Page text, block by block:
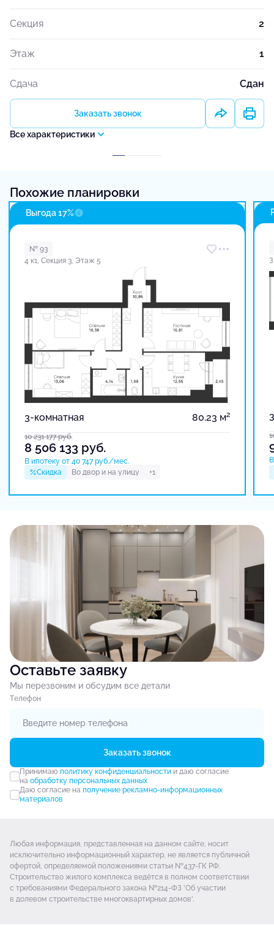
Секция 2
Этаж 1
Сдача Сдан
Заказать звонок
Все характеристики
Похожие планировки
Выгода 17%
№ 93
4 к1, Секция 3, Этаж 5
3-комнатная 80.23 м2
10 231 177руб.
8 506 133 руб.
В ипотеку от 40 747 руб./мес.
Скидка
Во двор и на улицу +1
Оставьте заявку
Мы перезвоним и обсудим все детали
Tелефон
Заказать звонок
Принимаю политику конфиденциальностии даю согласие
на обработку персональных данных
Даю согласие на получение рекламно-информационных
материалов
Любая информация, представленная на данном сайте, носит
исключительно информационный характер, не является публичной
офертой, определяемой положениями статьи №437-ГК РФ.
Строительство жилого комплекса ведётся в полном соответствии
с требованиями Федерального закона №214-ФЗ 'Об участии
в долевом строительстве многоквартирных домов'.